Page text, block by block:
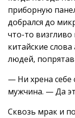
приборную
добрался до
что-то
китайские
людей,
— Ни хрена
мужчина. — Да
Сквозь мрак и